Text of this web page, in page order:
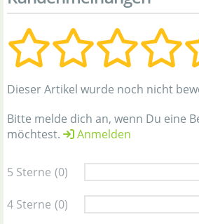
Dieser Artikel wurde noch nicht
Bitte melde dich an, wenn Du eine
möchtest.
Anmelden
5 Sterne (0)
4 Sterne (0)